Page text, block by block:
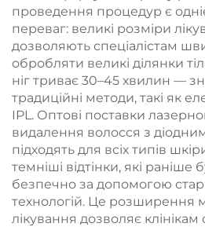
проведення процедур є
переваг: великі розміри
дозволяють спеціалістам
обробляти великі ділянки
ніг триває 30–45 хвилин —
традиційні методи, такі як
IPL. Оптові поставки
видалення волосся з
підходять для всіх типів
темніші відтінки, які раніше
безпечно за допомогою
технологій. Це розширення
лікування дозволяє